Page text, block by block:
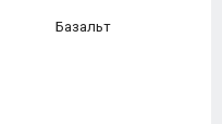
Базальт